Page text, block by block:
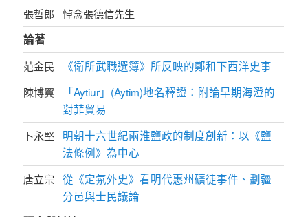
張哲郎 悼念張德信先生
論著
范金民 《衛所武職選簿》所反映的鄭和下西洋史事
陳博翼
「Aytiur」(Aytim)地名釋證：附論早期海澄的
對菲貿易
卜永堅
明朝十六世紀兩淮鹽政的制度創新：以《鹽
法條例》為中心
唐立宗 從《定氛外史》看明代惠州礦徒事件、劃疆
分邑與士民議論